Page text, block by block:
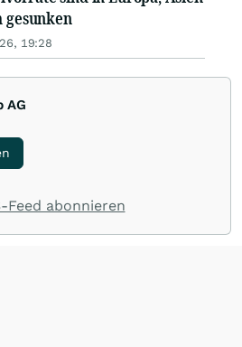
gesunken
19:28
AG
Feed abonnieren